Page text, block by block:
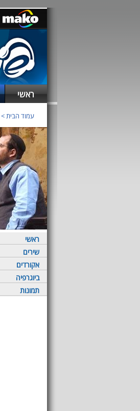
ראשי
עמוד הבית>
ראשי
שירים
אקורדים
ביוגרפיה
תמונות